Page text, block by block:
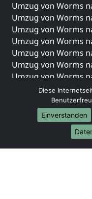
Umzug von Worms
Umzug von Worms
Umzug von Worms
Umzug von Worms
Umzug von Worms
Umzug von Worms
Umzug von Worms
Umzug von Worms
Umzug von Worms
Umzug von Worms
Internationale-
Umzug von Worms
Diese
Einverstanden